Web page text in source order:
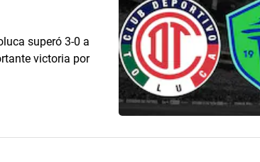
superó 3-0 a
victoria por